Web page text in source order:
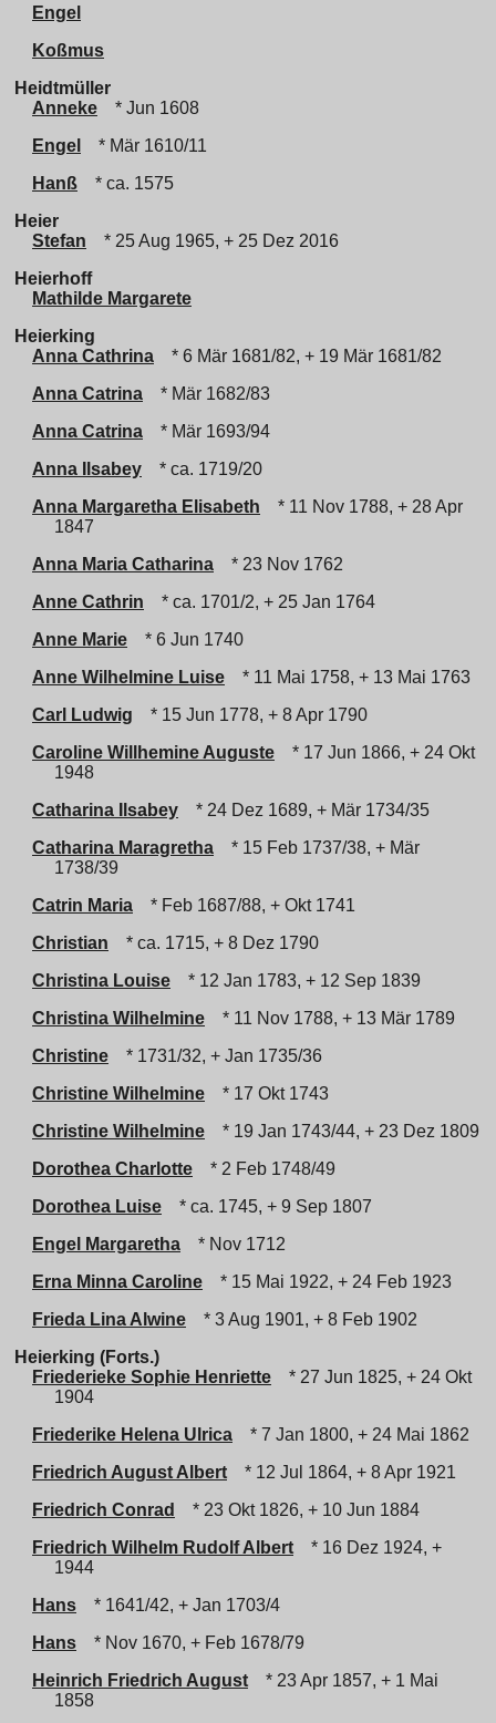
Engel
Koßmus
Heidtmüller
Anneke
* Jun 1608
Engel
* Mär 1610/11
Hanß
* ca. 1575
Heier
Stefan
* 25 Aug 1965, + 25 Dez 2016
Heierhoff
Mathilde Margarete
Heierking
Anna Cathrina
* 6 Mär 1681/82, + 19 Mär 1681/82
Anna Catrina
* Mär 1682/83
Anna Catrina
* Mär 1693/94
Anna Ilsabey
* ca. 1719/20
Anna Margaretha Elisabeth
* 11 Nov 1788, + 28 Apr
1847
Anna Maria Catharina
* 23 Nov 1762
Anne Cathrin
* ca. 1701/2, + 25 Jan 1764
Anne Marie
* 6 Jun 1740
Anne Wilhelmine Luise
* 11 Mai 1758, + 13 Mai 1763
Carl Ludwig
* 15 Jun 1778, + 8 Apr 1790
Caroline Willhemine Auguste
* 17 Jun 1866, + 24 Okt
1948
Catharina Ilsabey
* 24 Dez 1689, + Mär 1734/35
Catharina Maragretha
* 15 Feb 1737/38, + Mär
1738/39
Catrin Maria
* Feb 1687/88, + Okt 1741
Christian
* ca. 1715, + 8 Dez 1790
Christina Louise
* 12 Jan 1783, + 12 Sep 1839
Christina Wilhelmine
* 11 Nov 1788, + 13 Mär 1789
Christine
* 1731/32, + Jan 1735/36
Christine Wilhelmine
* 17 Okt 1743
Christine Wilhelmine
* 19 Jan 1743/44, + 23 Dez 1809
Dorothea Charlotte
* 2 Feb 1748/49
Dorothea Luise
* ca. 1745, + 9 Sep 1807
Engel Margaretha
* Nov 1712
Erna Minna Caroline
* 15 Mai 1922, + 24 Feb 1923
Frieda Lina Alwine
* 3 Aug 1901, + 8 Feb 1902
Heierking (Forts.)
Friederieke Sophie Henriette
* 27 Jun 1825, + 24 Okt
1904
Friederike Helena Ulrica
* 7 Jan 1800, + 24 Mai 1862
Friedrich August Albert
* 12 Jul 1864, + 8 Apr 1921
Friedrich Conrad
* 23 Okt 1826, + 10 Jun 1884
Friedrich Wilhelm Rudolf Albert
* 16 Dez 1924, +
1944
Hans
* 1641/42, + Jan 1703/4
Hans
* Nov 1670, + Feb 1678/79
Heinrich Friedrich August
* 23 Apr 1857, + 1 Mai
1858